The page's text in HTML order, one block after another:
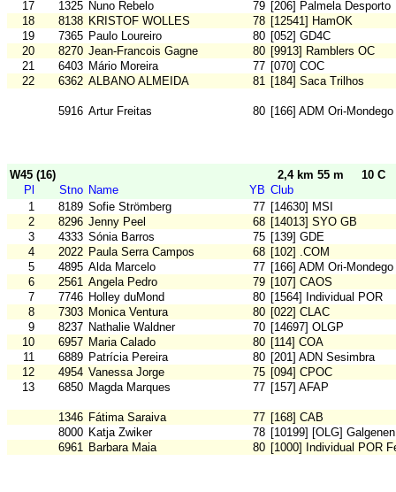
17
1325 Nuno Rebelo 79 [206] Palmela Desporto
18
8138 KRISTOF WOLLES 78 [12541] HamOK
19
7365 Paulo Loureiro 80 [052] GD4C
20
8270 Jean-Francois Gagne 80 [9913] Ramblers OC
21
6403 Mário Moreira 77 [070] COC
22
6362 ALBANO ALMEIDA 81 [184] Saca Trilhos
5916 Artur Freitas 80 [166] ADM Ori-Mondego
W45 (16) 2,4 km 55 m
10 C
Pl
Stno Name YB Club
1
8189 Sofie Strömberg 77 [14630] MSI
2
8296 Jenny Peel 68 [14013] SYO GB
3
4333 Sónia Barros 75 [139] GDE
4
2022 Paula Serra Campos 68 [102] .COM
5
4895 Alda Marcelo 77 [166] ADM Ori-Mondego
6
2561 Angela Pedro 79 [107] CAOS
7
7746 Holley duMond 80 [1564] Individual POR
8
7303 Monica Ventura 80 [022] CLAC
9
8237 Nathalie Waldner 70 [14697] OLGP
10
6957 Maria Calado 80 [114] COA
11
6889 Patrícia Pereira 80 [201] ADN Sesimbra
12
4954 Vanessa Jorge 75 [094] CPOC
13
6850 Magda Marques 77 [157] AFAP
1346 Fátima Saraiva 77 [168] CAB
8000 Katja Zwiker 78 [10199] [OLG] Galgenen
6961 Barbara Maia 80 [1000] Individual POR